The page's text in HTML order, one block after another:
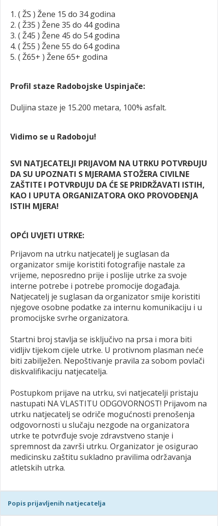
1. ( ŽS ) Žene 15 do 34 godina
2. ( Ž35 ) Žene 35 do 44 godina
3. ( Ž45 ) Žene 45 do 54 godina
4. ( Ž55 ) Žene 55 do 64 godina
5. ( Ž65+ ) Žene 65+ godina
Profil staze Radobojske Uspinjače:
Duljina staze je 15.200 metara, 100% asfalt.
Vidimo se u Radoboju!
SVI NATJECATELJI PRIJAVOM NA UTRKU POTVRĐUJU
DA SU UPOZNATI S MJERAMA STOŽERA CIVILNE
ZAŠTITE I POTVRĐUJU DA ĆE SE PRIDRŽAVATI ISTIH,
KAO I UPUTA ORGANIZATORA OKO PROVOĐENJA
ISTIH MJERA!
OPĆI UVJETI UTRKE:
Prijavom na utrku natjecatelj je suglasan da
organizator smije koristiti fotografije nastale za
vrijeme, neposredno prije i poslije utrke za svoje
interne potrebe i potrebe promocije događaja.
Natjecatelj je suglasan da organizator smije koristiti
njegove osobne podatke za internu komunikaciju i u
promocijske svrhe organizatora.
Startni broj stavlja se isključivo na prsa i mora biti
vidljiv tijekom cijele utrke. U protivnom plasman neće
biti zabilježen. Nepoštivanje pravila za sobom povlači
diskvalifikaciju natjecatelja.
Postupkom prijave na utrku, svi natjecatelji pristaju
nastupati NA VLASTITU ODGOVORNOST! Prijavom na
utrku natjecatelj se odriče mogućnosti prenošenja
odgovornosti u slučaju nezgode na organizatora
utrke te potvrđuje svoje zdravstveno stanje i
spremnost da završi utrku. Organizator je osigurao
medicinsku zaštitu sukladno pravilima održavanja
atletskih utrka.
Popis prijavljenih natjecatelja